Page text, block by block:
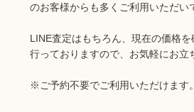
のお客様からも多くご利用いただい
LINE査定はもちろん、現在の価格
行っておりますので、お気軽にお立
※ご予約不要でご利用いただけます。